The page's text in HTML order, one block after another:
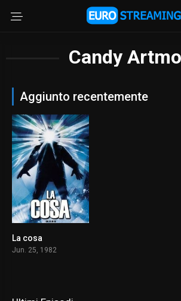
Candy
Aggiunto recentemente
La cosa
Jun. 25, 1982